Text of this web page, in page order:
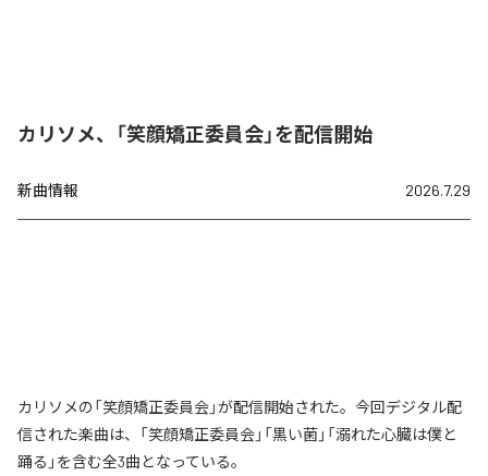
カリソメ、「笑顔矯正委員会」を配信開始
新曲情報 2026.7.29
カリソメの「笑顔矯正委員会」が配信開始された。今回デジタル配
信された楽曲は、「笑顔矯正委員会」「黒い菌」「溺れた心臓は僕と
踊る」を含む全3曲となっている。